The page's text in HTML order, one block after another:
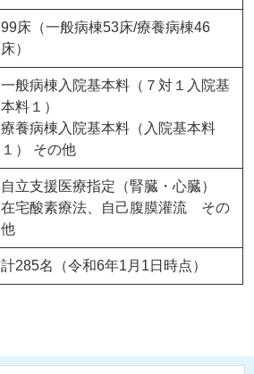
99床（一般病棟53床/療養病棟46
床）
一般病棟入院基本料（７対１入院基
本料１）
療養病棟入院基本料（入院基本料
１） その他
自立支援医療指定（腎臓・心臓）
在宅酸素療法、自己腹膜灌流 その
他
計285名（令和6年1月1日時点）